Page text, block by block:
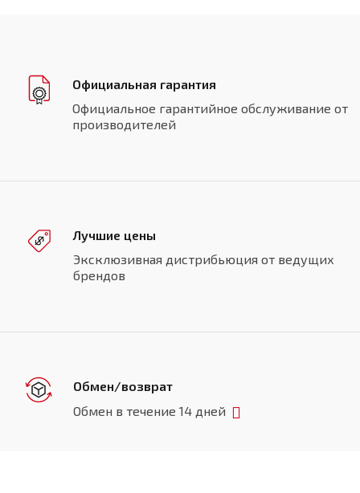
Официальная гарантия
Официальное гарантийное обслуживание от
производителей
Лучшие цены
Эксклюзивная дистрибьюция от ведущих
брендов
Обмен/возврат
Обмен в течение 14 дней